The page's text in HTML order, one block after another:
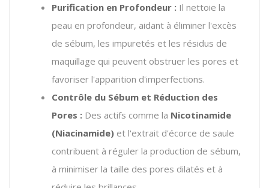
Purification en Profondeur : Il nettoie la
peau en profondeur, aidant à éliminer l'excès
de sébum, les impuretés et les résidus de
maquillage qui peuvent obstruer les pores et
favoriser l'apparition d'imperfections.
Contrôle du Sébum et Réduction des
Pores : Des actifs comme la Nicotinamide
(Niacinamide) et l'extrait d'écorce de saule
contribuent à réguler la production de sébum,
à minimiser la taille des pores dilatés et à